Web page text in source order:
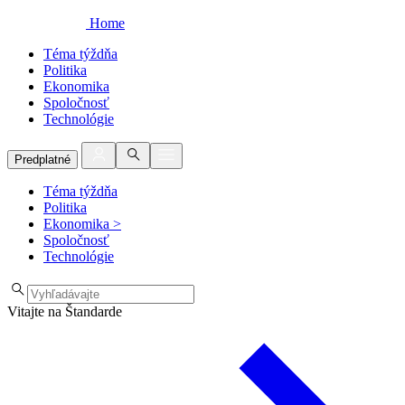
Home
Téma týždňa
Politika
Ekonomika
Spoločnosť
Technológie
Predplatné
Téma týždňa
Politika
Ekonomika >
Spoločnosť
Technológie
Vitajte na Štandarde